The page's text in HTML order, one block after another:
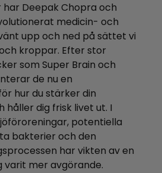
har Deepak Chopra och
medicin- och
upp och ned på sättet vi
kroppar. Efter stor
som Super Brain och
de nu en
hur du stärker din
dig frisk livet ut. I
potentiella
bakterier och den
har vikten av en
varit mer avgörande.